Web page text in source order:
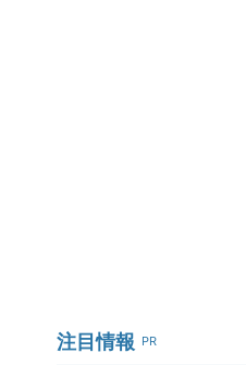
注目情報 PR